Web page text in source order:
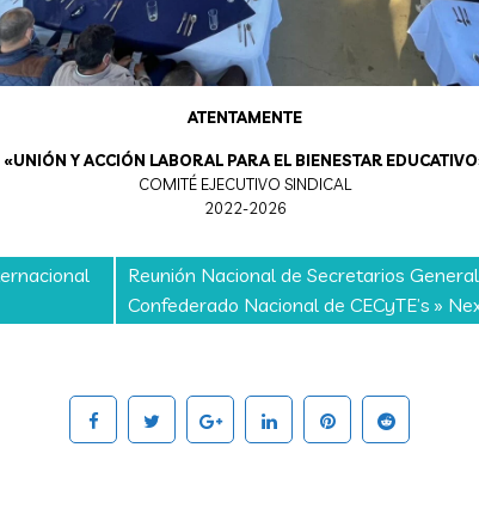
ATENTAMENTE
«UNIÓN Y ACCIÓN LABORAL PARA EL BIENESTAR
COMITÉ EJECUTIVO SINDICAL
2022-2026
Reunión Nacional de Secretarios
Confederado Nacional de CECyTE’s »